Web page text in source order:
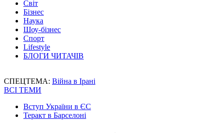
Світ
Бізнес
Наука
Шоу-бізнес
Спорт
Lifestyle
БЛОГИ ЧИТАЧІВ
СПЕЦТЕМА: Війна в Ірані
ВСІ ТЕМИ
Вступ України в ЄС
Теракт в Барселоні